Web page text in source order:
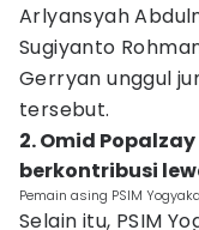
Arlyansyah
Sugiyanto
Gerryan unggul
tersebut.
2. Omid
berkontribusi
Pemain asing PSIM
Selain itu, PSIM